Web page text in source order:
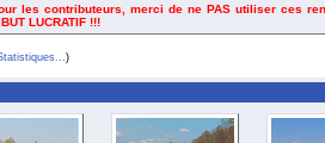
les contributeurs, merci de ne PAS utiliser ces
LUCRATIF !!!
)